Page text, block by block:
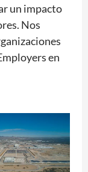
un impacto
Nos
en